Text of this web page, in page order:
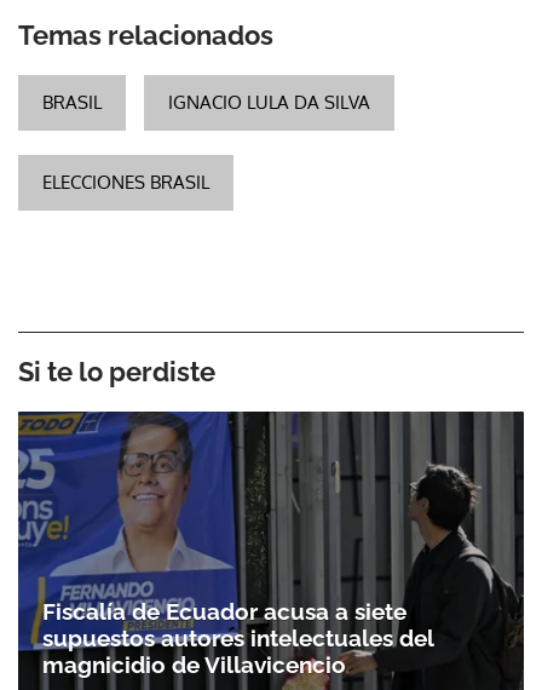
Temas relacionados
BRASIL IGNACIO LULA DA SILVA
ELECCIONES BRASIL
Si te lo perdiste
Fiscalía de Ecuador acusa a siete
supuestos autores intelectuales del
magnicidio de Villavicencio